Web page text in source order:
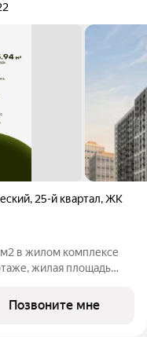
, 25-й квартал,ЖК
в жилом комплексе
жилая площадь
Позвоните мне